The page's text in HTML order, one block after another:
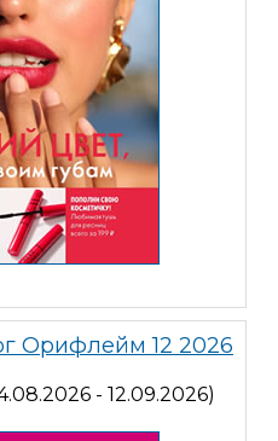
Орифлейм 12 2026
- 12.09.2026)